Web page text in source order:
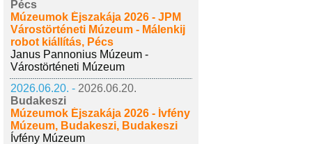
Pécs
Múzeumok Éjszakája 2026 - JPM
Várostörténeti Múzeum - Málenkij
robot kiállítás, Pécs
Janus Pannonius Múzeum -
Várostörténeti Múzeum
2026.06.20. - 2026.06.20.
Budakeszi
Múzeumok Éjszakája 2026 - Ívfény
Múzeum, Budakeszi, Budakeszi
Ívfény Múzeum